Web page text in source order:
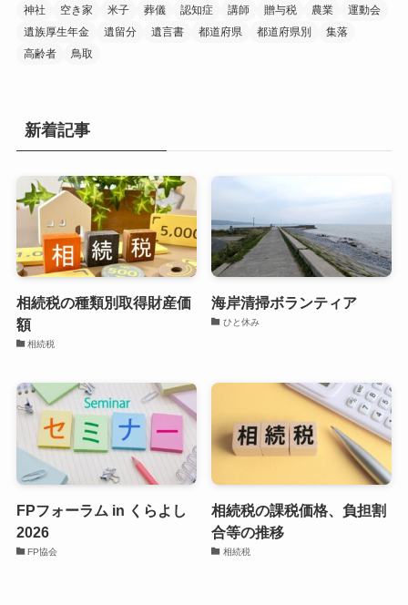
神社
空き家 米子 葬儀 認知症 講師 贈与税 農業
運動会
遺族厚生年金
遺留分 遺言書 都道府県 都道府県別
集落
高齢者
鳥取
新着記事
相続税の種類別取得財産価
額
相続税
海岸清掃ボランティア
ひと休み
FPフォーラム in くらよし
2026
FP協会
相続税の課税価格、負担割
合等の推移
相続税